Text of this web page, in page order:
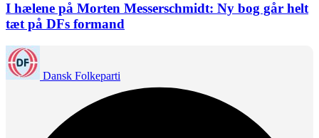
I hælene på Morten Messerschmidt: Ny bog går helt
tæt på DFs formand
Dansk Folkeparti